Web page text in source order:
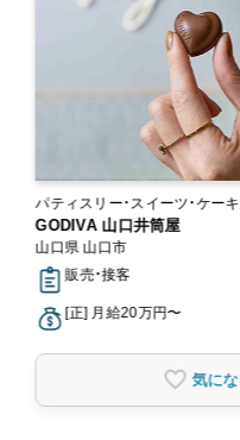
パティスリー・スイーツ・ケー
GODIVA 山口井筒屋
山口県 山口市
販売・接客
[正] 月給20万円〜
気に